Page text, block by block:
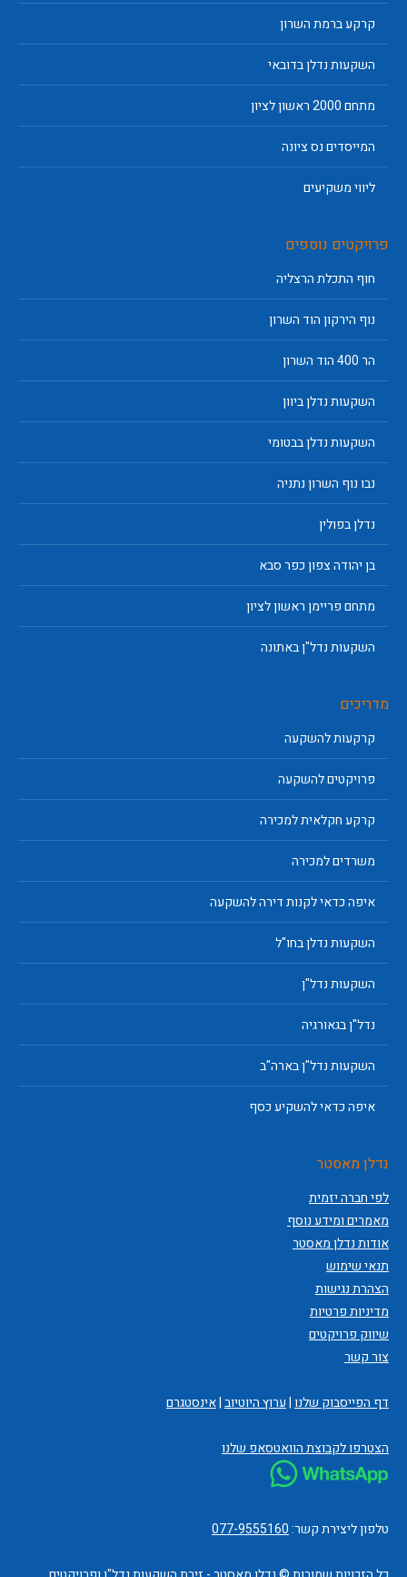
קרקע ברמת השרון
השקעות נדלן בדובאי
מתחם 2000 ראשון לציון
המייסדים נס ציונה
ליווי משקיעים
פרויקטים נוספים
חוף התכלת הרצליה
נוף הירקון הוד השרון
הר 400 הוד השרון
השקעות נדלן ביוון
השקעות נדלן בבטומי
נבו נוף השרון נתניה
נדלן בפולין
בן יהודה צפון כפר סבא
מתחם פריימן ראשון לציון
השקעות נדל"ן באתונה
מדריכים
קרקעות להשקעה
פרויקטים להשקעה
קרקע חקלאית למכירה
משרדים למכירה
איפה כדאי לקנות דירה להשקעה
השקעות נדלן בחו"ל
השקעות נדל"ן
נדל"ן בגאורגיה
השקעות נדל"ן בארה"ב
איפה כדאי להשקיע כסף
נדלן מאסטר
לפי חברה יזמית
מאמרים ומידע נוסף
אודות נדלן מאסטר
תנאי שימוש
הצהרת נגישות
מדיניות פרטיות
שיווק פרויקטים
צור קשר
דף הפייסבוק שלנו|ערוץ היוטיוב|אינסטגרם
הצטרפו לקבוצת הוואטסאפ שלנו
טלפון ליצירת קשר:077-9555160